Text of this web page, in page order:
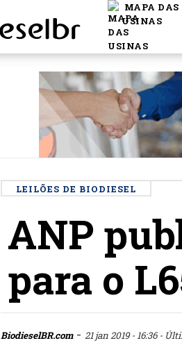
MAPA DAS
USINAS
LEILÕES DE BIODIESEL
ANP
para o
BiodieselBR.com- 21 jan 2019 - 16:36 -